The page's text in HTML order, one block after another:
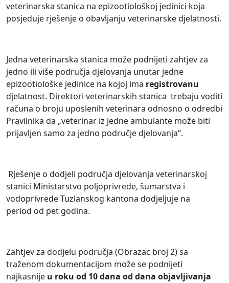
veterinarska stanica na epizootiološkoj jedinici koja
posjeduje rješenje o obavljanju veterinarske djelatnosti.
Jedna veterinarska stanica može podnijeti zahtjev za
jedno ili više područja djelovanja unutar jedne
epizootiološke jedinice na kojoj ima registrovanu
djelatnost. Direktori veterinarskih stanica trebaju voditi
računa o broju uposlenih veterinara odnosno o odredbi
Pravilnika da „veterinar iz jedne ambulante može biti
prijavljen samo za jedno područje djelovanja“.
Rješenje o dodjeli područja djelovanja veterinarskoj
stanici Ministarstvo poljoprivrede, šumarstva i
vodoprivrede Tuzlanskog kantona dodjeljuje na
period od pet godina.
Zahtjev za dodjelu područja (Obrazac broj 2) sa
traženom dokumentacijom može se podnijeti
najkasnije u roku od 10dana od dana objavljivanja